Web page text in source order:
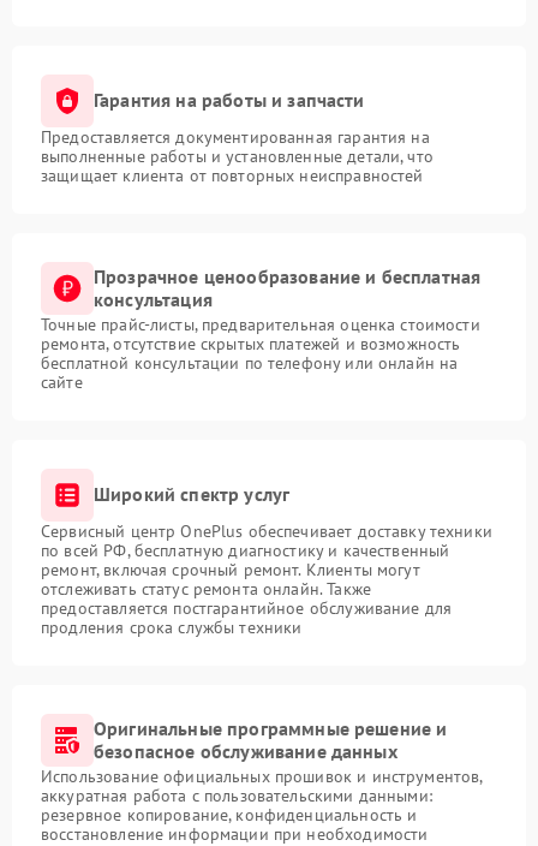
Гарантия на работы и запчасти
Предоставляется документированная гарантия на
выполненные работы и установленные детали, что
защищает клиента от повторных неисправностей
Прозрачное ценообразование и бесплатная
консультация
Точные прайс-листы, предварительная оценка стоимости
ремонта, отсутствие скрытых платежей и возможность
бесплатной консультации по телефону или онлайн на
сайте
Широкий спектр услуг
Сервисный центр OnePlus обеспечивает доставку техники
по всей РФ, бесплатную диагностику и качественный
ремонт, включая срочный ремонт. Клиенты могут
отслеживать статус ремонта онлайн. Также
предоставляется постгарантийное обслуживание для
продления срока службы техники
Оригинальные программные решение и
безопасное обслуживание данных
Использование официальных прошивок и инструментов,
аккуратная работа с пользовательскими данными:
резервное копирование, конфиденциальность и
восстановление информации при необходимости